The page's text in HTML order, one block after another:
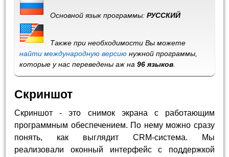
Основной язык программы:РУССКИЙ
Также при необходимости Вы можете
найти международную версию нужной программы,
которые у нас переведены аж на96 языков
Скриншот
Скриншот - это снимок экрана с работающим
программным обеспечением. По нему можно сразу
понять, как выглядит CRM-система. Мы
реализовали оконный интерфейс с поддержкой